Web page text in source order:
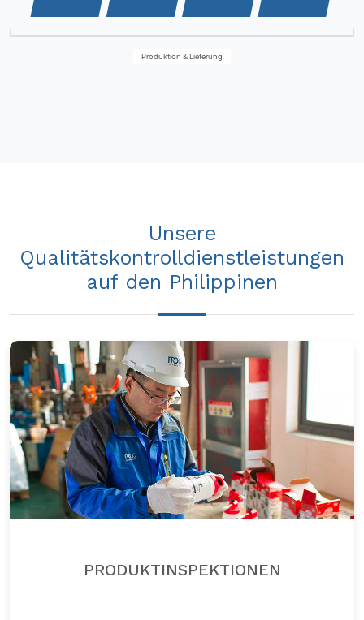
Produktion & Lieferung
Unsere
Qualitätskontrolldienstleistungen
auf den Philippinen
PRODUKTINSPEKTIONEN